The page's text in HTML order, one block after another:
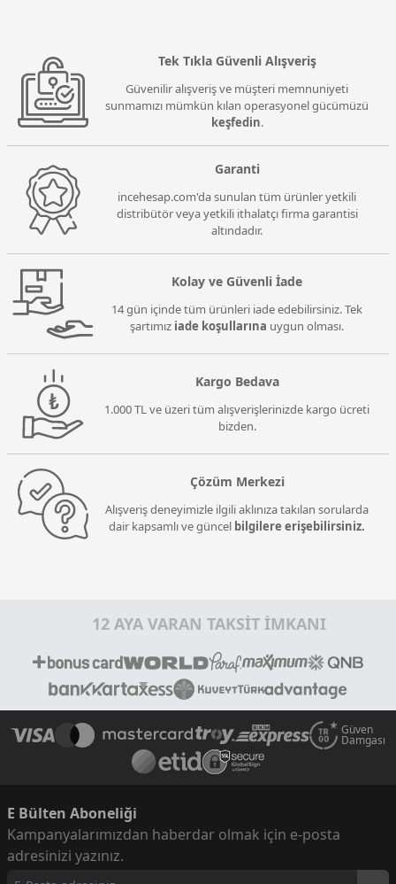
Tek Tıkla Güvenli Alışveriş
Güvenilir alışveriş ve müşteri memnuniyeti
sunmamızı mümkün kılan operasyonel gücümüzü
keşfedin.
Garanti
incehesap.com'da sunulan tüm ürünler yetkili
distribütör veya yetkili ithalatçı firma garantisi
altındadır.
Kolay ve Güvenli İade
14 gün içinde tüm ürünleri iade edebilirsiniz. Tek
şartımız iade koşullarına uygun olması.
Kargo Bedava
1.000 TL ve üzeri tüm alışverişlerinizde kargo ücreti
bizden.
Çözüm Merkezi
Alışveriş deneyimizle ilgili aklınıza takılan sorularda
dair kapsamlı ve güncel bilgilere erişebilirsiniz.
12 AYA VARAN TAKSİT İMKANI
Güven
Damgası
E Bülten Aboneliği
Kampanyalarımızdan haberdar olmak için e-posta
adresinizi yazınız.